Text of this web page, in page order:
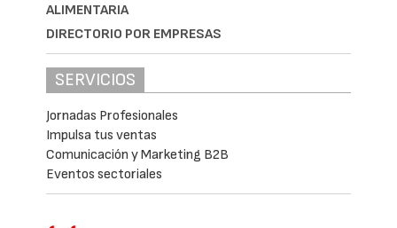
ALIMENTARIA
DIRECTORIO POR EMPRESAS
SERVICIOS
Jornadas Profesionales
Impulsa tus ventas
Comunicación y Marketing B2B
Eventos sectoriales